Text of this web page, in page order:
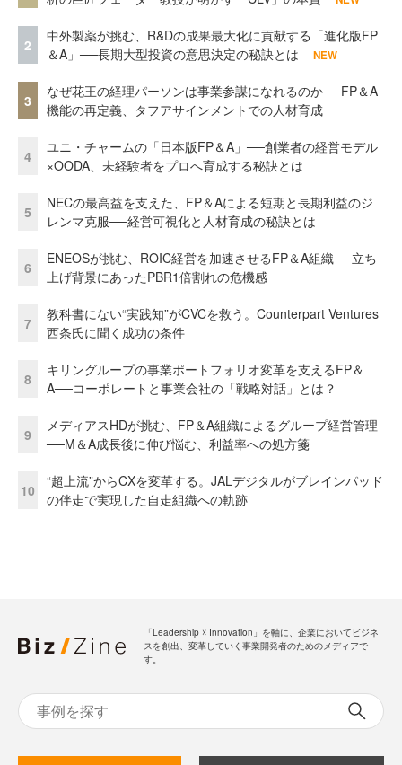
2
中外製薬が挑む、R&Dの成果最大化に貢献する「進化版FP
＆A」──長期大型投資の意思決定の秘訣とは
NEW
3
なぜ花王の経理パーソンは事業参謀になれるのか──FP＆A
機能の再定義、タフアサインメントでの人材育成
4
ユニ・チャームの「日本版FP＆A」──創業者の経営モデル
×OODA、未経験者をプロへ育成する秘訣とは
5
NECの最高益を支えた、FP＆Aによる短期と長期利益のジ
レンマ克服──経営可視化と人材育成の秘訣とは
6
ENEOSが挑む、ROIC経営を加速させるFP＆A組織──立ち
上げ背景にあったPBR1倍割れの危機感
7
教科書にない“実践知”がCVCを救う。Counterpart Ventures
西条氏に聞く成功の条件
8
キリングループの事業ポートフォリオ変革を支えるFP＆
A──コーポレートと事業会社の「戦略対話」とは？
9
メディアスHDが挑む、FP＆A組織によるグループ経営管理
──M＆A成長後に伸び悩む、利益率への処方箋
10
“超上流”からCXを変革する。JALデジタルがブレインパッド
の伴走で実現した自走組織への軌跡
「Leadership ☓ Innovation」を軸に、企業においてビジネ
スを創出、変革していく事業開発者のためのメディアで
す。